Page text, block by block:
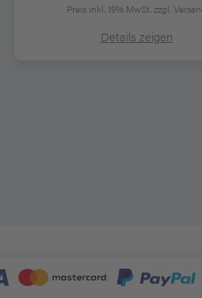
Preis inkl. 19% MwSt.zzgl.
Details zeigen